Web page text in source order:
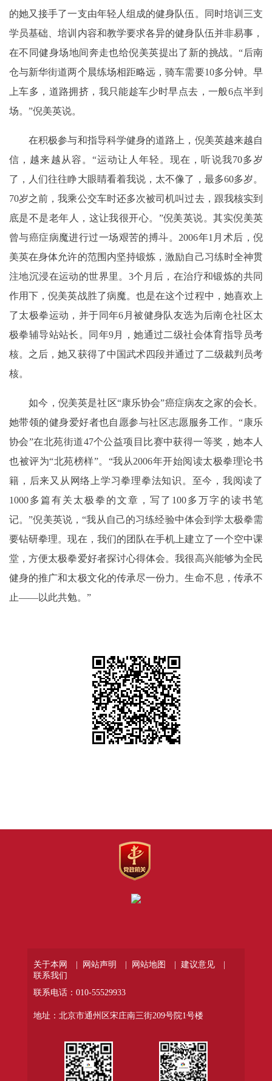
的她又接手了一支由年轻人组成的健身队伍。同时培训三支
学员基础、培训内容和教学要求各异的健身队伍并非易事，
在不同健身场地间奔走也给倪美英提出了新的挑战。“后南
仓与新华街道两个晨练场相距略远，骑车需要10多分钟。早
上车多，道路拥挤，我只能趁车少时早点去，一般6点半到
场。”倪美英说。
在积极参与和指导科学健身的道路上，倪美英越来越自
信，越来越从容。“运动让人年轻。现在，听说我70多岁
了，人们往往睁大眼睛看着我说，太不像了，最多60多岁。
70岁之前，我乘公交车时还多次被司机叫过去，跟我核实到
底是不是老年人，这让我很开心。”倪美英说。其实倪美英
曾与癌症病魔进行过一场艰苦的搏斗。2006年1月术后，倪
美英在身体允许的范围内坚持锻炼，激励自己习练时全神贯
注地沉浸在运动的世界里。3个月后，在治疗和锻炼的共同
作用下，倪美英战胜了病魔。也是在这个过程中，她喜欢上
了太极拳运动，并于同年6月被健身队友选为后南仓社区太
极拳辅导站站长。同年9月，她通过二级社会体育指导员考
核。之后，她又获得了中国武术四段并通过了二级裁判员考
核。
如今，倪美英是社区“康乐协会”癌症病友之家的会长。
她带领的健身爱好者也自愿参与社区志愿服务工作。“康乐
协会”在北苑街道47个公益项目比赛中获得一等奖，她本人
也被评为“北苑榜样”。“我从2006年开始阅读太极拳理论书
籍，后来又从网络上学习拳理拳法知识。至今，我阅读了
1000多篇有关太极拳的文章，写了100多万字的读书笔
记。”倪美英说，“我从自己的习练经验中体会到学太极拳需
要钻研拳理。现在，我们的团队在手机上建立了一个空中课
堂，方便太极拳爱好者探讨心得体会。我很高兴能够为全民
健身的推广和太极文化的传承尽一份力。生命不息，传承不
止——以此共勉。”
关于本网 | 网站声明 | 网站地图 | 建议意见 |
联系我们
联系电话：010-55529933
地址：北京市通州区宋庄南三街209号院1号楼